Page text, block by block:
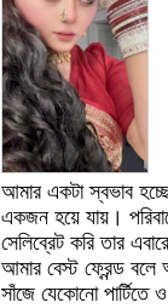
আমার একটা স্বভাব
একজন হয়ে যায়।
সেলিব্রেট করি তার
আমার বেস্ট ফ্রেন্ড বলে
সাঁজে যেকোনো